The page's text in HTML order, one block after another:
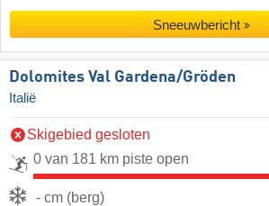
Sneeuwbericht
Dolomites Val Gardena/​Gröden
Italië
Skigebied gesloten
0 van 181 km piste open
- cm (berg)